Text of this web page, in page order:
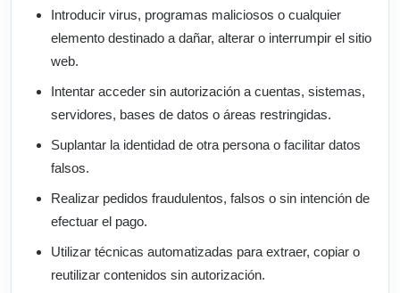
Introducir virus, programas maliciosos o cualquier
elemento destinado a dañar, alterar o interrumpir el sitio
web.
Intentar acceder sin autorización a cuentas, sistemas,
servidores, bases de datos o áreas restringidas.
Suplantar la identidad de otra persona o facilitar datos
falsos.
Realizar pedidos fraudulentos, falsos o sin intención de
efectuar el pago.
Utilizar técnicas automatizadas para extraer, copiar o
reutilizar contenidos sin autorización.